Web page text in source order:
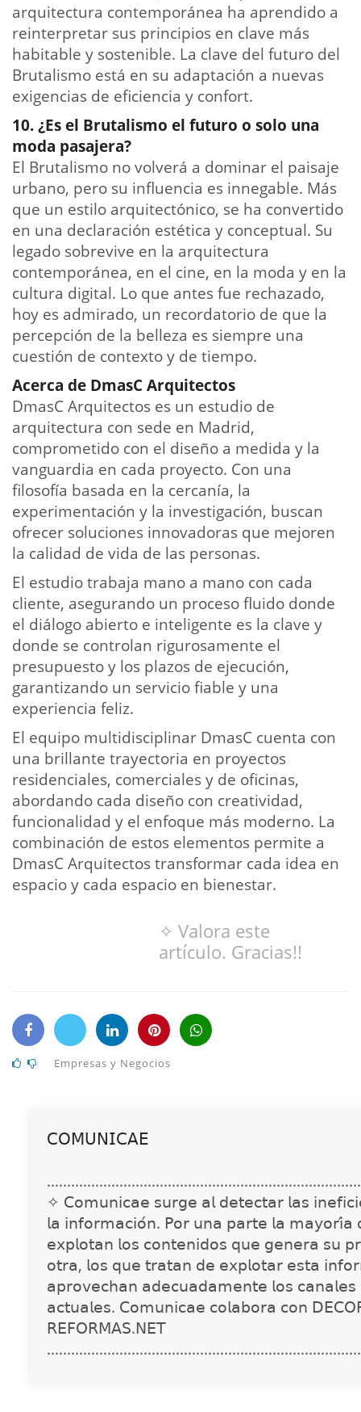
arquitectura contemporánea ha aprendido a
reinterpretar sus principios en clave más
habitable y sostenible. La clave del futuro del
Brutalismo está en su adaptación a nuevas
exigencias de eficiencia y confort.
10. ¿Es el Brutalismo el futuro o solo una
moda pasajera?
El Brutalismo no volverá a dominar el paisaje
urbano, pero su influencia es innegable. Más
que un estilo arquitectónico, se ha convertido
en una declaración estética y conceptual. Su
legado sobrevive en la arquitectura
contemporánea, en el cine, en la moda y en la
cultura digital. Lo que antes fue rechazado,
hoy es admirado, un recordatorio de que la
percepción de la belleza es siempre una
cuestión de contexto y de tiempo.
Acerca de DmasC Arquitectos
DmasC Arquitectos es un estudio de
arquitectura con sede en Madrid,
comprometido con el diseño a medida y la
vanguardia en cada proyecto. Con una
filosofía basada en la cercanía, la
experimentación y la investigación, buscan
ofrecer soluciones innovadoras que mejoren
la calidad de vida de las personas.
El estudio trabaja mano a mano con cada
cliente, asegurando un proceso fluido donde
el diálogo abierto e inteligente es la clave y
donde se controlan rigurosamente el
presupuesto y los plazos de ejecución,
garantizando un servicio fiable y una
experiencia feliz.
El equipo multidisciplinar DmasC cuenta con
una brillante trayectoria en proyectos
residenciales, comerciales y de oficinas,
abordando cada diseño con creatividad,
funcionalidad y el enfoque más moderno. La
combinación de estos elementos permite a
DmasC Arquitectos transformar cada idea en
espacio y cada espacio en bienestar.
✧ Valora este
artículo. Gracias!!
Empresas y Negocios
𝖢𝖮𝖬𝖴𝖭𝖨𝖢𝖠𝖤
✧ 𝖢𝗈𝗆𝗎𝗇𝗂𝖼𝖺𝖾 𝗌𝗎𝗋𝗀𝖾 𝖺𝗅 𝖽𝖾𝗍𝖾𝖼𝗍𝖺𝗋 𝗅𝖺𝗌
𝗅𝖺 𝗂𝗇𝖿𝗈𝗋𝗆𝖺𝖼𝗂𝗈́𝗇. 𝖯𝗈𝗋 𝗎𝗇𝖺 𝗉𝖺𝗋𝗍𝖾 𝗅𝖺
𝖾𝗑𝗉𝗅𝗈𝗍𝖺𝗇 𝗅𝗈𝗌 𝖼𝗈𝗇𝗍𝖾𝗇𝗂𝖽𝗈𝗌 𝗊𝗎𝖾 𝗀𝖾𝗇𝖾𝗋𝖺 𝗌𝗎
𝗈𝗍𝗋𝖺, 𝗅𝗈𝗌 𝗊𝗎𝖾 𝗍𝗋𝖺𝗍𝖺𝗇 𝖽𝖾 𝖾𝗑𝗉𝗅𝗈𝗍𝖺𝗋 𝖾𝗌𝗍𝖺
𝖺𝗉𝗋𝗈𝗏𝖾𝖼𝗁𝖺𝗇 𝖺𝖽𝖾𝖼𝗎𝖺𝖽𝖺𝗆𝖾𝗇𝗍𝖾 𝗅𝗈𝗌
𝖺𝖼𝗍𝗎𝖺𝗅𝖾𝗌. 𝖢𝗈𝗆𝗎𝗇𝗂𝖼𝖺𝖾 𝖼𝗈𝗅𝖺𝖻𝗈𝗋𝖺 𝖼𝗈𝗇
𝖱𝖤𝖥𝖮𝖱𝖬𝖠𝖲.𝖭𝖤𝖳